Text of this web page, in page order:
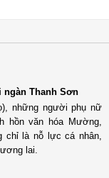
Thanh Sơn
những người phụ nữ
hồn văn hóa Mường,
chỉ là nỗ lực cá nhân,
lai.